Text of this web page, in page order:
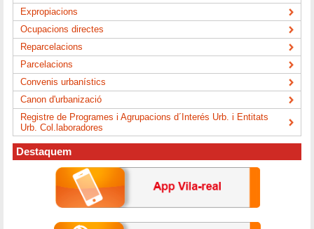
Expropiacions
Ocupacions directes
Reparcelacions
Parcelacions
Convenis urbanístics
Canon d'urbanizació
Registre de Programes i Agrupacions d´Interés Urb. i Entitats
Urb. Col.laboradores
Destaquem